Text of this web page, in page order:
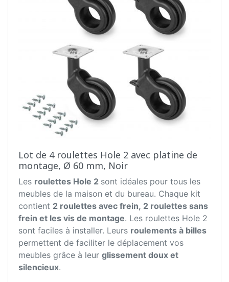
Lot de 4 roulettes Hole 2 avec platine de
montage, Ø 60 mm, Noir
Les roulettes Hole 2 sont idéales pour tous les
meubles de la maison et du bureau. Chaque kit
contient 2 roulettes avec frein, 2 roulettes sans
frein et les vis de montage. Les roulettes Hole 2
sont faciles à installer. Leurs roulements à billes
permettent de faciliter le déplacement vos
meubles grâce à leur glissement doux et
silencieux.